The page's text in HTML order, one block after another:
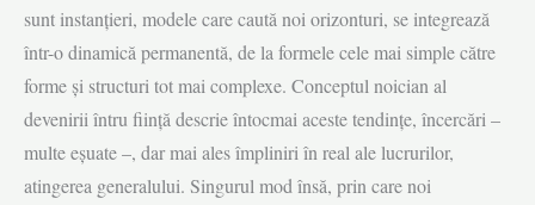
sunt instanţieri, modele care caută noi orizonturi, se integrează
într-o dinamică permanentă, de la formele cele mai simple către
forme şi structuri tot mai complexe. Conceptul noician al
devenirii întru fiinţă descrie întocmai aceste tendinţe, încercări –
multe eşuate –, dar mai ales împliniri în real ale lucrurilor,
atingerea generalului. Singurul mod însă, prin care noi